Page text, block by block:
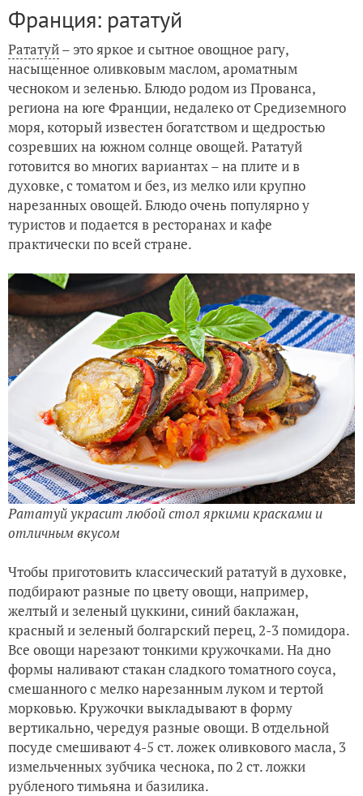
Франция: рататуй
Рататуй– это яркое и сытное овощное рагу,
насыщенное оливковым маслом, ароматным
чесноком и зеленью. Блюдо родом из Прованса,
региона на юге Франции, недалеко от Средиземного
моря, который известен богатством и щедростью
созревших на южном солнце овощей. Рататуй
готовится во многих вариантах – на плите и в
духовке, с томатом и без, из мелко или крупно
нарезанных овощей. Блюдо очень популярно у
туристов и подается в ресторанах и кафе
практически по всей стране.
Рататуй украсит любой стол яркими красками и
отличным вкусом
Чтобы приготовить классический рататуй в духовке,
подбирают разные по цвету овощи, например,
желтый и зеленый цуккини, синий баклажан,
красный и зеленый болгарский перец, 2-3 помидора.
Все овощи нарезают тонкими кружочками. На дно
формы наливают стакан сладкого томатного соуса,
смешанного с мелко нарезанным луком и тертой
морковью. Кружочки выкладывают в форму
вертикально, чередуя разные овощи. В отдельной
посуде смешивают 4-5 ст. ложек оливкового масла, 3
измельченных зубчика чеснока, по 2 ст. ложки
рубленого тимьяна и базилика.